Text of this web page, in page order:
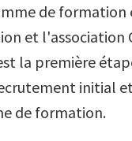
de formation
et l'association
la première
initial
de formation.